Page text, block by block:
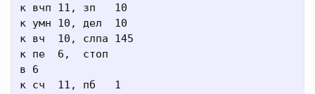
к вчп 11, зп   10
к умн 10, дел  10
к вч  10, слпа 145
к пе  6,  стоп
в 6
к сч  11, пб   1